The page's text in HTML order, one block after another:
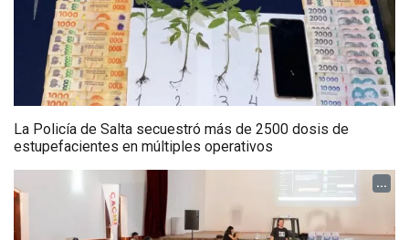
La Policía de Salta secuestró más de 2500 dosis de
estupefacientes en múltiples operativos
...